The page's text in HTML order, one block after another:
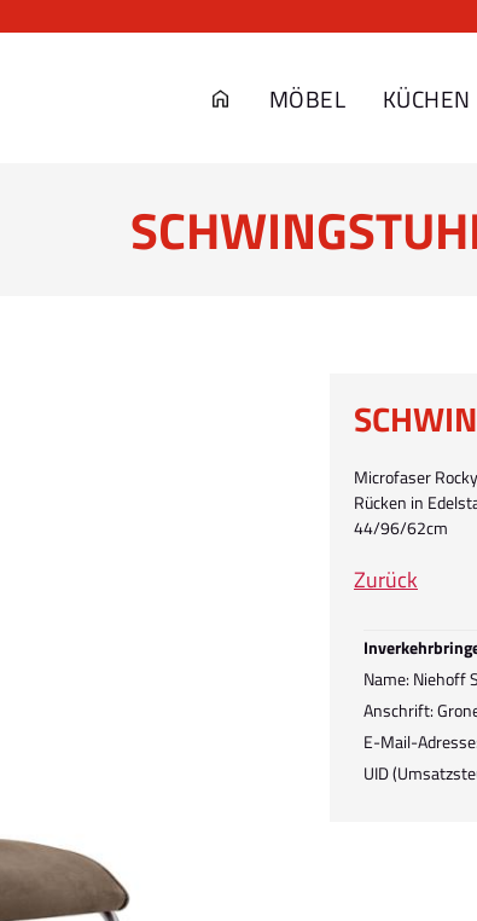
MÖBEL KÜCHEN
Microfaser
Rücken in
44/96/62cm
Zurück
Name: Niehoff
Anschrift:
E-Mail-
UID